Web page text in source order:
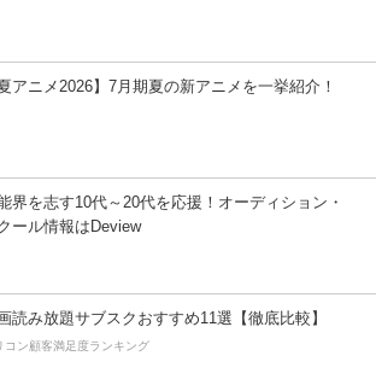
夏アニメ2026】7月期夏の新アニメを一挙紹介！
界を志す10代～20代を応援！オーディション・
ール情報はDeview
読み放題サブスクおすすめ11選【徹底比較】
コン顧客満足度ランキング